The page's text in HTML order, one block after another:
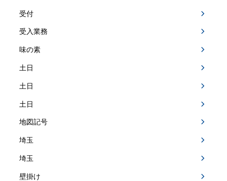
受付
受入業務
味の素
土日
土日
土日
地図記号
埼玉
埼玉
壁掛け